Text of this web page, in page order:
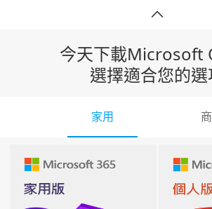
今天下載Microsoft
選擇適合您的選
家用